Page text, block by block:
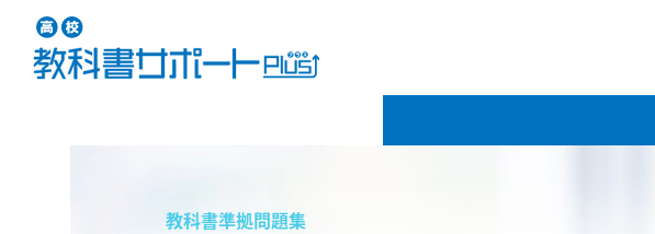
教科書準拠問題集